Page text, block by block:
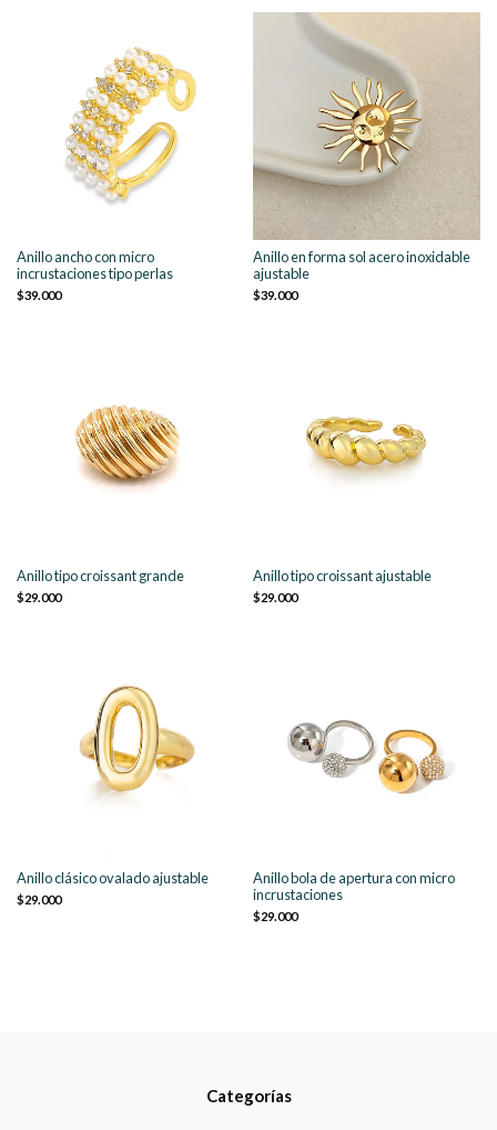
Anillo ancho con micro
incrustaciones tipo perlas
$39.000
Anillo en forma sol acero inoxidable
ajustable
$39.000
Anillo tipo croissant grande
$29.000
Anillo tipo croissant ajustable
$29.000
Anillo clásico ovalado ajustable
$29.000
Anillo bola de apertura con micro
incrustaciones
$29.000
Categorías